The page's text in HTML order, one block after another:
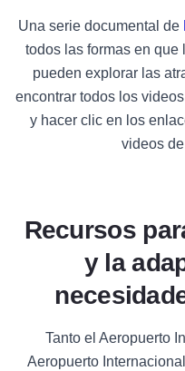
Una serie documental de
todos las formas en
pueden explorar las
encontrar todos los
y hacer clic en los
videos
Recursos
y la
Tanto el Aeropuerto
Aeropuerto